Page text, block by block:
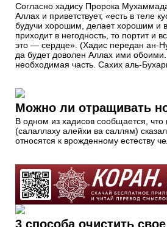
Согласно хадису Пророка
Аллах и приветствует, «есть в теле
будучи хорошим, делает хорошим и
приходит в негодность, то портит и
это — сердце». (Хадис передан ан-
да будет доволен Аллах ими
необходимая часть. Сахих аль-
Можно ли отращивать
В одном из хадисов сообщается, что
(салаллаху алейхи ва саллям)
относятся к врожденному естеству
3 способа очистить